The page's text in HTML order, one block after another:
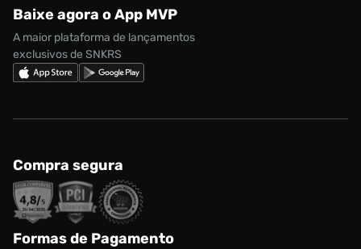
Nike Shox
Regulamento Cupom
Baixe agora o App MVP
A maior plataforma de lançamentos
exclusivos de SNKRS
Compra segura
Formas de Pagamento